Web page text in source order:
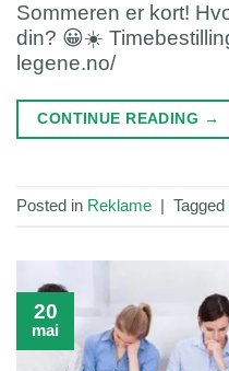
Sommeren er kort!
din? 😀☀️
legene.no/
CONTINUE READING →
Posted in Reklame | Tagged
20
mai